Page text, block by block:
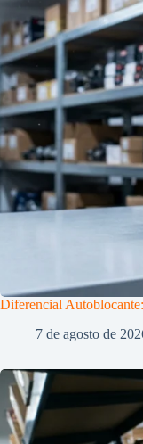
Diferencial
7 de agosto de